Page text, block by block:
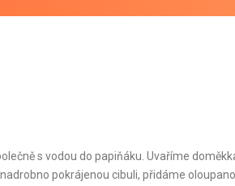
s vodou do papiňáku. Uvaříme
pokrájenou cibuli, přidáme